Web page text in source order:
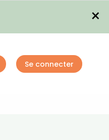
×
Se connecter